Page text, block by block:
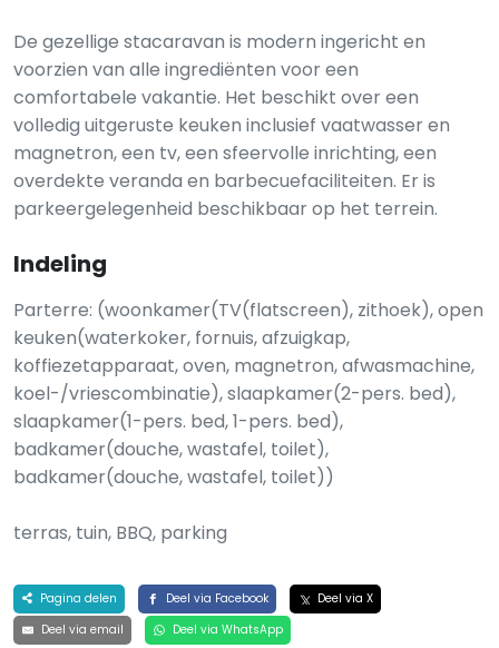
De gezellige stacaravan is modern ingericht en
voorzien van alle ingrediënten voor een
comfortabele vakantie. Het beschikt over een
volledig uitgeruste keuken inclusief vaatwasser en
magnetron, een tv, een sfeervolle inrichting, een
overdekte veranda en barbecuefaciliteiten. Er is
parkeergelegenheid beschikbaar op het terrein.
Indeling
Parterre: (woonkamer(TV(flatscreen), zithoek), open
keuken(waterkoker, fornuis, afzuigkap,
koffiezetapparaat, oven, magnetron, afwasmachine,
koel-/vriescombinatie), slaapkamer(2-pers. bed),
slaapkamer(1-pers. bed, 1-pers. bed),
badkamer(douche, wastafel, toilet),
badkamer(douche, wastafel, toilet))
terras, tuin, BBQ, parking
Pagina delen Deel via Facebook
Deel via X
Deel via email
Deel via WhatsApp